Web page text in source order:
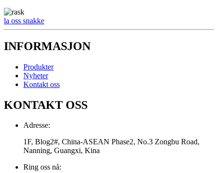
la oss snakke
INFORMASJON
Produkter
Nyheter
Kontakt oss
KONTAKT OSS
Adresse:
1F, Blog2#, China-ASEAN Phase2, No.3 Zongbu Road,
Nanning, Guangxi, Kina
Ring oss nå: